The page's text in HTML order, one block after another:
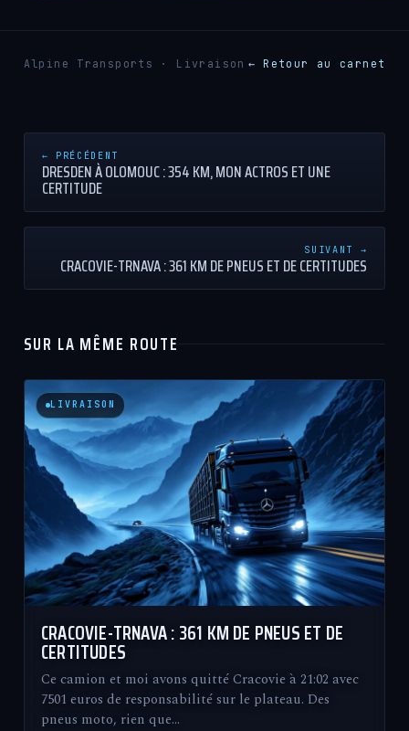
Alpine Transports · Livraison ← Retour au carnet
← PRÉCÉDENT
DRESDEN À OLOMOUC : 354 KM, MON ACTROS ET UNE
CERTITUDE
SUIVANT →
CRACOVIE-TRNAVA : 361 KM DE PNEUS ET DE CERTITUDES
SUR LA MÊME ROUTE
LIVRAISON
CRACOVIE-TRNAVA : 361 KM DE PNEUS ET DE
CERTITUDES
Ce camion et moi avons quitté Cracovie à 21:02 avec
7501 euros de responsabilité sur le plateau. Des
pneus moto, rien que…